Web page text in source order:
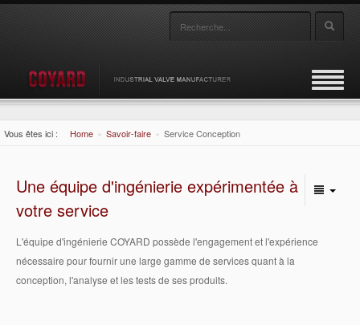
Coyard
Produits
Secteurs
Savoir-faire
Vous êtes ici : Home » Savoir-faire » Service Conception
Une équipe d'ingénierie expérimentée à
votre service
L'équipe d'ingénierie COYARD possède l'engagement et l'expérience
nécessaire pour fournir une large gamme de services quant à la
conception, l'analyse et les tests de ses produits.